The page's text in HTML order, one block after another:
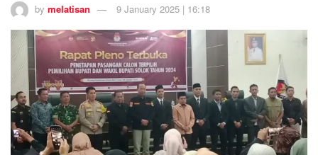
by melatisan 9 January 2025 | 16:18